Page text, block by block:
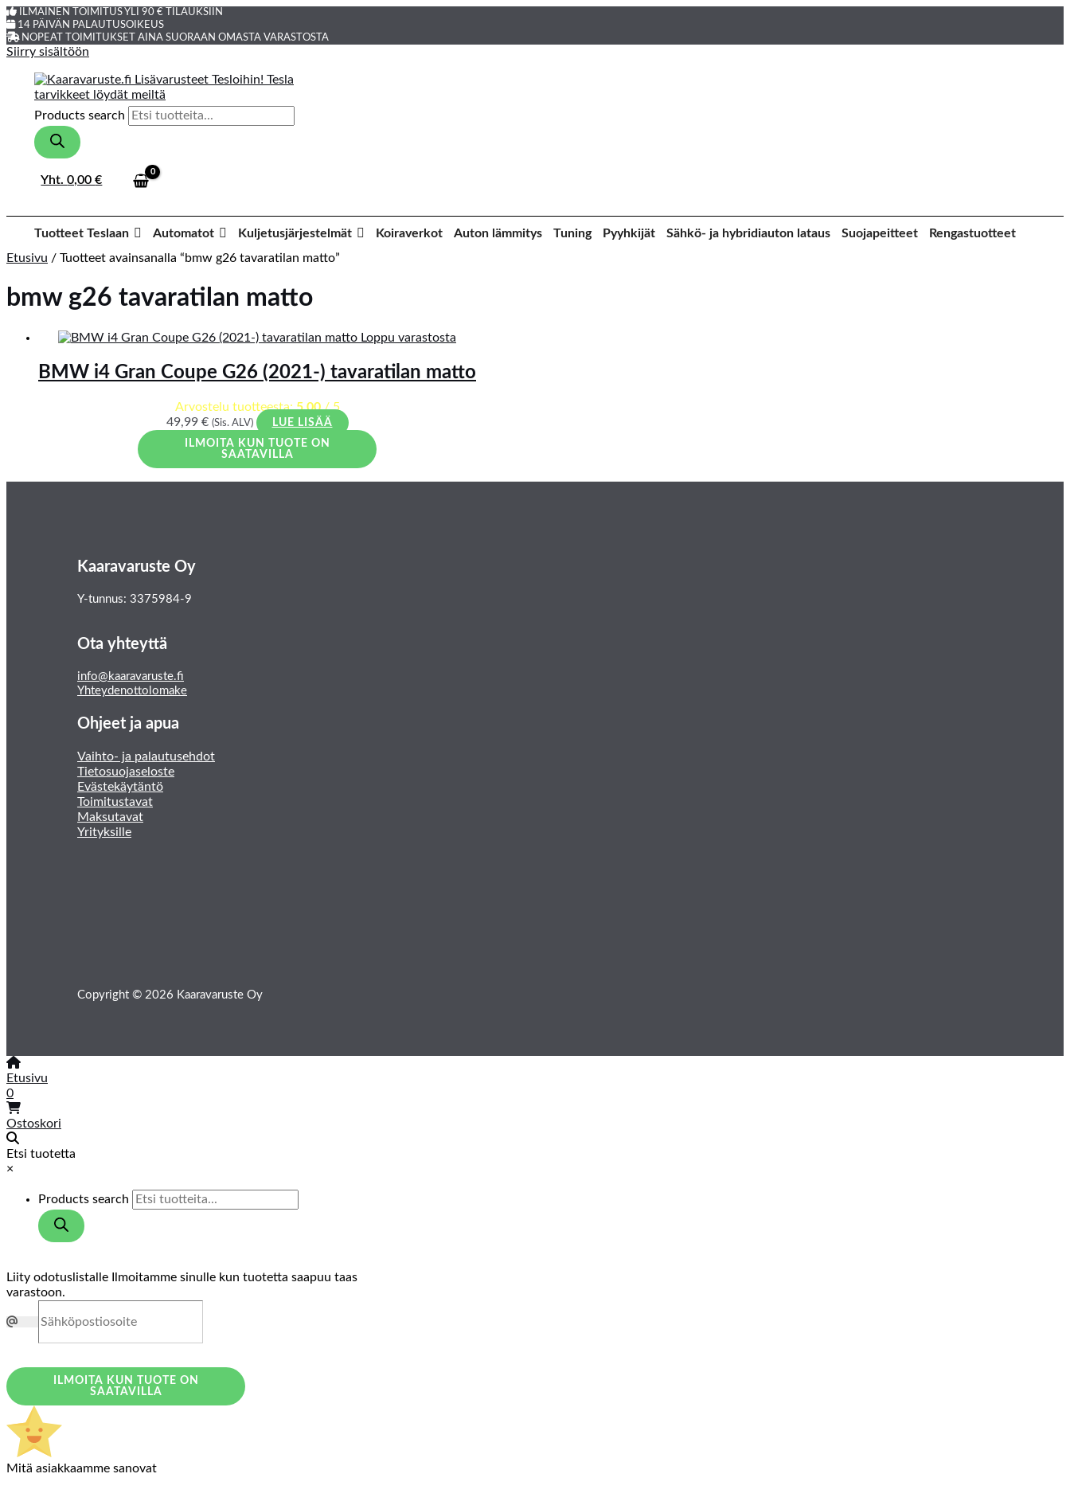
ILMAINEN TOIMITUS YLI 90 € TILAUKSIIN
14 PÄIVÄN PALAUTUSOIKEUS
NOPEAT TOIMITUKSET AINA SUORAAN OMASTA VARASTOSTA
Siirry sisältöön
Products search
Yht.0,00€
Tuotteet Teslaan Automatot Kuljetusjärjestelmät Koiraverkot Auton lämmitys Tuning Pyyhkijät Sähkö- ja hybridiauton lataus Suojapeitteet
Rengastuotteet
Etusivu / Tuotteet avainsanalla “bmw g26 tavaratilan matto”
bmw g26 tavaratilan matto
Loppu varastosta
BMW i4 Gran Coupe G26 (2021-) tavaratilan matto
Arvostelu tuotteesta:5.00/ 5
49,99 € (Sis. ALV)
LUE LISÄÄ
ILMOITA KUN TUOTE ON
SAATAVILLA
Kaaravaruste Oy
Y-tunnus: 3375984-9
Ota yhteyttä
info@kaaravaruste.fi
Yhteydenottolomake
Ohjeet ja apua
Vaihto- ja palautusehdot
Tietosuojaseloste
Evästekäytäntö
Toimitustavat
Maksutavat
Yrityksille
Copyright © 2026 Kaaravaruste Oy
Etusivu
0
Ostoskori
Etsi tuotetta
×
Products search
Liity odotuslistalle
Ilmoitamme sinulle kun tuotetta saapuu taas
varastoon.
ILMOITA KUN TUOTE ON
SAATAVILLA
Mitä asiakkaamme sanovat